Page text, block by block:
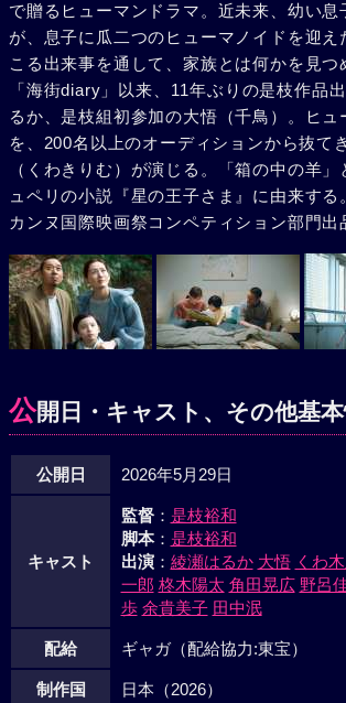
で贈るヒューマンドラマ。近未来、幼い息
が、息子に瓜二つのヒューマノイドを迎え
こる出来事を通して、家族とは何かを見つ
「海街diary」以来、11年ぶりの是枝作品
るか、是枝組初参加の大悟（千鳥）。ヒュ
を、200名以上のオーディションから抜て
（くわきりむ）が演じる。「箱の中の羊
ュペリの小説『星の王子さま』に由来する
カンヌ国際映画祭コンペティション部門出
公開日・キャスト、その他基
公開日 2026年5月29日
キャスト
監督： 是枝裕和
脚本： 是枝裕和
出演： 綾瀬はるか 大悟 くわ
一郎 柊木陽太 角田晃広 野呂
歩 余貴美子 田中泯
配給 ギャガ（配給協力:東宝）
制作国 日本（2026）